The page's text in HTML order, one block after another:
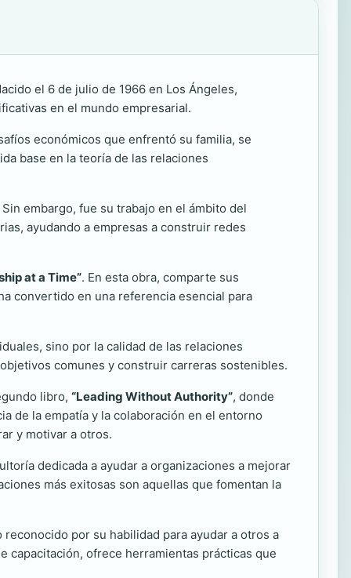
el 6 de julio de 1966 en Los Ángeles,
en el mundo empresarial.
económicos que enfrentó su familia, se
base en la teoría de las relaciones
Sin embargo, fue su trabajo en el ámbito del
ayudando a empresas a construir redes
at a Time”. En esta obra, comparte sus
convertido en una referencia esencial para
sino por la calidad de las relaciones
comunes y construir carreras sostenibles.
libro, “Leading Without Authority”, donde
de la empatía y la colaboración en el entorno
y motivar a otros.
dedicada a ayudar a organizaciones a mejorar
más exitosas son aquellas que fomentan la
por su habilidad para ayudar a otros a
capacitación, ofrece herramientas prácticas que